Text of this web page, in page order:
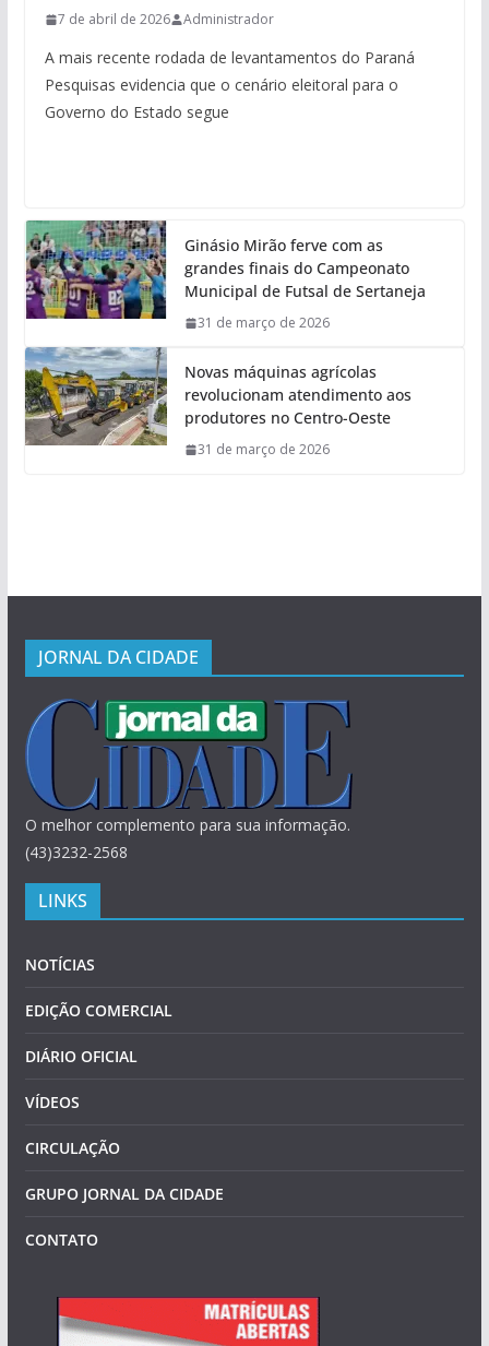
7 de abril de 2026 Administrador
A mais recente rodada de levantamentos do Paraná
Pesquisas evidencia que o cenário eleitoral para o
Governo do Estado segue
Ginásio Mirão ferve com as
grandes finais do Campeonato
Municipal de Futsal de Sertaneja
31 de março de 2026
Novas máquinas agrícolas
revolucionam atendimento aos
produtores no Centro-Oeste
31 de março de 2026
JORNAL DA CIDADE
O melhor complemento para sua informação.
(43)3232-2568
LINKS
NOTÍCIAS
EDIÇÃO COMERCIAL
DIÁRIO OFICIAL
VÍDEOS
CIRCULAÇÃO
GRUPO JORNAL DA CIDADE
CONTATO